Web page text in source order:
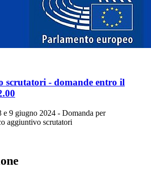
scrutatori - domande entro il
e 9 giugno 2024 - Domanda per
aggiuntivo scrutatori